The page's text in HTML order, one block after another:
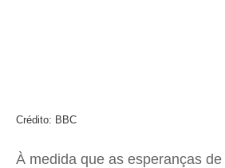
Crédito: BBC
À medida que as esperanças